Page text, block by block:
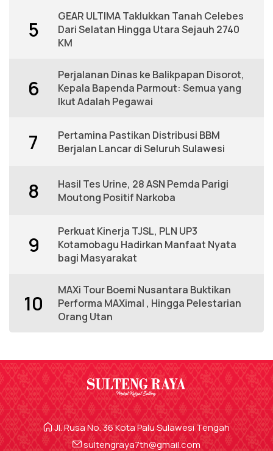
5
GEAR ULTIMA Taklukkan Tanah Celebes
Dari Selatan Hingga Utara Sejauh 2740
KM
6
Perjalanan Dinas ke Balikpapan Disorot,
Kepala Bapenda Parmout: Semua yang
Ikut Adalah Pegawai
7
Pertamina Pastikan Distribusi BBM
Berjalan Lancar di Seluruh Sulawesi
8
Hasil Tes Urine, 28 ASN Pemda Parigi
Moutong Positif Narkoba
9
Perkuat Kinerja TJSL, PLN UP3
Kotamobagu Hadirkan Manfaat Nyata
bagi Masyarakat
10
MAXi Tour Boemi Nusantara Buktikan
Performa MAXimal , Hingga Pelestarian
Orang Utan
Jl. Rusa No. 36 Kota Palu Sulawesi Tengah
sultengraya7th@gmail.com